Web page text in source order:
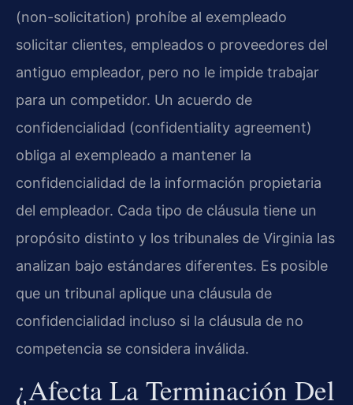
(non-solicitation) prohíbe al exempleado
solicitar clientes, empleados o proveedores del
antiguo empleador, pero no le impide trabajar
para un competidor. Un acuerdo de
confidencialidad (confidentiality agreement)
obliga al exempleado a mantener la
confidencialidad de la información propietaria
del empleador. Cada tipo de cláusula tiene un
propósito distinto y los tribunales de Virginia las
analizan bajo estándares diferentes. Es posible
que un tribunal aplique una cláusula de
confidencialidad incluso si la cláusula de no
competencia se considera inválida.
¿Afecta La Terminación Del